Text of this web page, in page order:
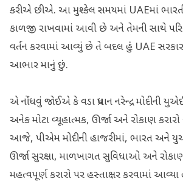
કરીએ છીએ. આ મુશ્કેલ સમયમાં UAEમાં ભારતીય
કાળજી રાખવામાં આવી છે અને તેમની સાથે
વર્તન કરવામાં આવ્યું છે તે બદલ હું UAE સરકાર
આભાર માનું છું.
એ નોંધવું જોઈએ કે વડા પ્રધાન નરેન્દ્ર મોદીની
અનેક મોટા વ્યૂહાત્મક, ઊર્જા અને રોકાણ
આજે, પીએમ મોદીની હાજરીમાં, ભારત અને
ઊર્જા સુરક્ષા, માળખાગત સુવિધાઓ અને
મહત્વપૂર્ણ કરારો પર હસ્તાક્ષર કરવામાં આવ્યા